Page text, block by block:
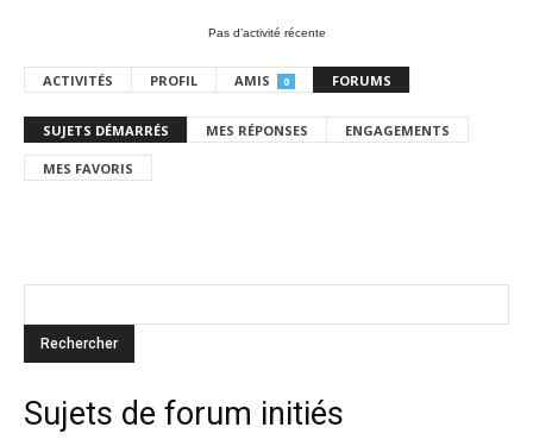
Pas d’activité récente
ACTIVITÉS PROFIL AMIS 0 FORUMS
SUJETS DÉMARRÉS MES RÉPONSES ENGAGEMENTS
MES FAVORIS
Sujets de forum initiés